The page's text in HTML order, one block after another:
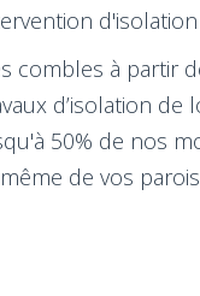
d'isolation
à partir
d’isolation
50% de nos
de vos